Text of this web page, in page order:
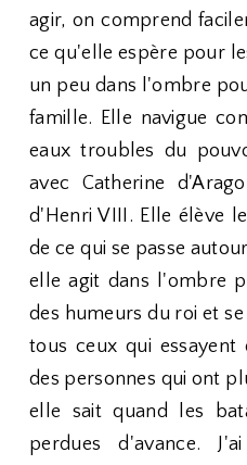
agir, on comprend
ce qu'elle espère pour
un peu dans l'ombre
famille. Elle navigue
eaux troubles du
avec Catherine
d'Henri VIII. Elle élève
de ce qui se passe
elle agit dans l'ombre
des humeurs du roi et
tous ceux qui
des personnes qui ont
elle sait quand les
perdues d'avance.